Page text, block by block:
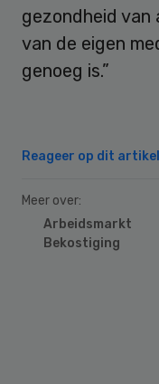
gezondheid van
van de eigen
genoeg is.”
Reageer op dit artikel
Meer over:
Arbeidsmarkt
Bekostiging